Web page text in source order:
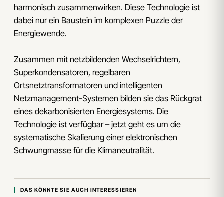
harmonisch zusammenwirken. Diese Technologie ist
dabei nur ein Baustein im komplexen Puzzle der
Energiewende.
Zusammen mit netzbildenden Wechselrichtern,
Superkondensatoren, regelbaren
Ortsnetztransformatoren und intelligenten
Netzmanagement-Systemen bilden sie das Rückgrat
eines dekarbonisierten Energiesystems. Die
Technologie ist verfügbar – jetzt geht es um die
systematische Skalierung einer elektronischen
Schwungmasse für die Klimaneutralität.
DAS KÖNNTE SIE AUCH INTERESSIEREN